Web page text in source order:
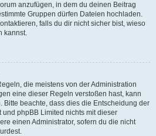
anzufügen, in dem du deinen Beitrag
Gruppen dürfen Dateien hochladen.
falls du dir nicht sicher bist, wieso
kannst.
die meistens von der Administration
eine dieser Regeln verstoßen hast, kann
Bitte beachte, dass dies die Entscheidung der
phpBB Limited nichts mit dieser
einen Administrator, sofern du die nicht